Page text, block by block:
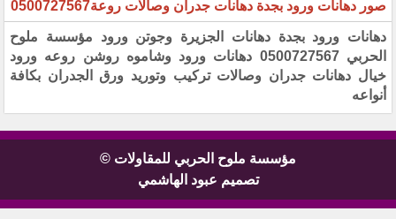
صور دهانات ورود بجدة دهانات جدران وصالات روعة0500727567
دهانات ورود بجدة دهانات الجزيرة وجوتن ورود مؤسسة ملوح
الحربي 0500727567 دهانات ورود وشاموه روشن روعه ورود
خيال دهانات جدران وصالات تركيب وتوريد ورق الجدران بكافة
أنواعه
مؤسسة ملوح الحربي للمقاولات ©
تصميم عبود الهاشمي